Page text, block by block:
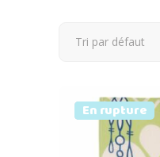
Tri par défaut
Prix doux
Vendu
En rupture